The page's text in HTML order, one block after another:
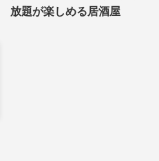
放題が楽しめる居酒屋